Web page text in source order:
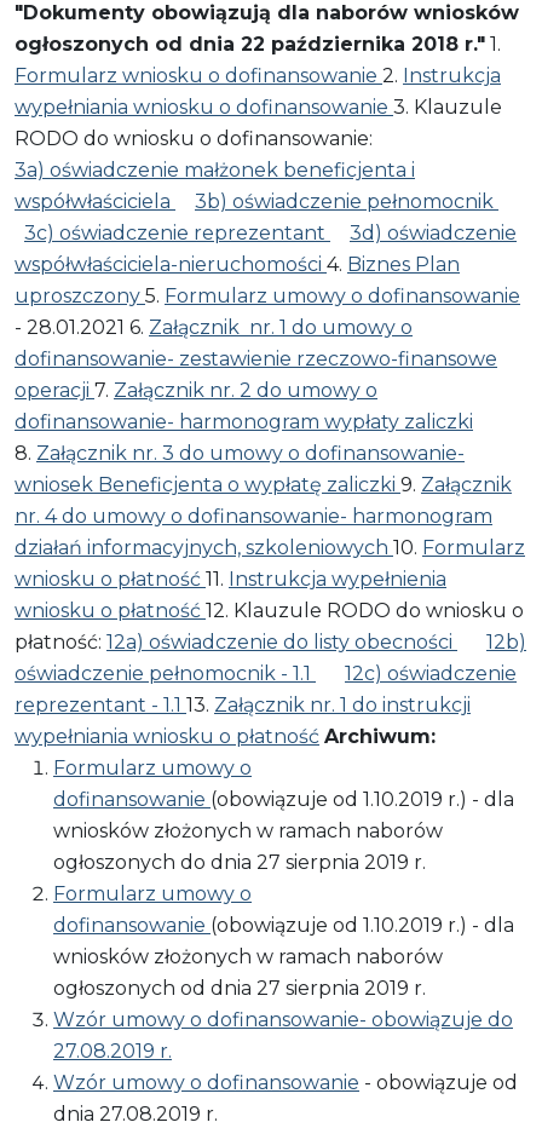
"Dokumenty obowiązują dla naborów wniosków
ogłoszonych od dnia 22 października 2018 r." 1.
Formularz wniosku o dofinansowanie 2. Instrukcja
wypełniania wniosku o dofinansowanie 3. Klauzule
RODO do wniosku o dofinansowanie:
3a) oświadczenie małżonek beneficjenta i
współwłaściciela
3b) oświadczenie pełnomocnik
3c) oświadczenie reprezentant
3d) oświadczenie
współwłaściciela-nieruchomości 4. Biznes Plan
uproszczony 5. Formularz umowy o dofinansowanie
- 28.01.2021 6. Załącznik nr. 1 do umowy o
dofinansowanie- zestawienie rzeczowo-finansowe
operacji 7. Załącznik nr. 2 do umowy o
dofinansowanie- harmonogram wypłaty zaliczki
8. Załącznik nr. 3 do umowy o dofinansowanie-
wniosek Beneficjenta o wypłatę zaliczki 9. Załącznik
nr. 4 do umowy o dofinansowanie- harmonogram
działań informacyjnych, szkoleniowych 10. Formularz
wniosku o płatność 11. Instrukcja wypełnienia
wniosku o płatność 12. Klauzule RODO do wniosku o
płatność: 12a) oświadczenie do listy obecności
12b)
oświadczenie pełnomocnik - 1.1
12c) oświadczenie
reprezentant - 1.1 13. Załącznik nr. 1 do instrukcji
wypełniania wniosku o płatność Archiwum:
Formularz umowy o
dofinansowanie (obowiązuje od 1.10.2019 r.) - dla
wniosków złożonych w ramach naborów
ogłoszonych do dnia 27 sierpnia 2019 r.
Formularz umowy o
dofinansowanie (obowiązuje od 1.10.2019 r.) - dla
wniosków złożonych w ramach naborów
ogłoszonych od dnia 27 sierpnia 2019 r.
Wzór umowy o dofinansowanie- obowiązuje do
27.08.2019 r.
Wzór umowy o dofinansowanie - obowiązuje od
dnia 27.08.2019 r.